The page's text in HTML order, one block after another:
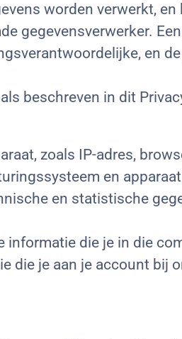
worden verwerkt, en
gegevensverwerker.
en
beschreven in dit
zoals IP-adres,
en
en statistische
informatie die je in die
die je aan je account bij